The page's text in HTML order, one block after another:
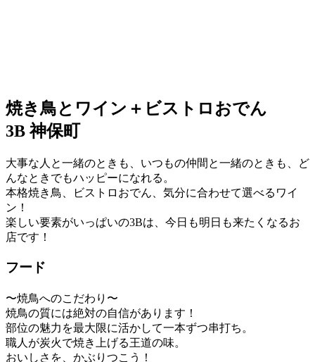
焼き鳥とワイン＋ビストロおでん
3B 神保町
大事な人と一緒のときも、いつもの仲間と一緒のときも、ど
んなときでもハッピーになれる。
本格焼き鳥、ビストロおでん、気分に合わせて選べるワイ
ン！
楽しい要素がいっぱいの3Bは、今日も明日も来たくなるお
店です！
フード
〜焼鳥へのこだわり〜
焼鳥の質には絶対の自信があります！
部位の魅力を最大限に活かして一本ずつ串打ち。
職人が炭火で焼き上げる王道の味。
おいしさを、かぶりつこう！